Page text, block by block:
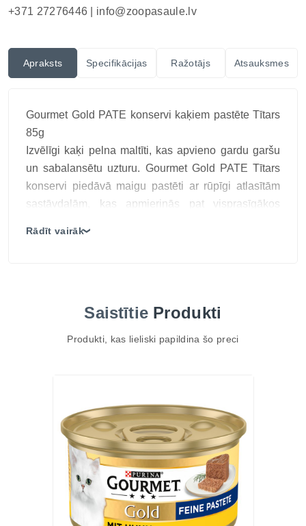
+371 27276446 | info@zoopasaule.lv
Apraksts Specifikācijas Ražotājs Atsauksmes
Gourmet Gold PATE konservi kaķiem pastēte Tītars
85g
Izvēlīgi kaķi pelna maltīti, kas apvieno gardu garšu
un sabalansētu uzturu. Gourmet Gold PATE Tītars
konservi piedāvā maigu pastēti ar rūpīgi atlasītām
sastāvdaļām, kas apmierinās pat visprasīgākos
uzturvērtību.
nepieciešamajām uzturvielām.
Pilnvērtīga mitrā barība pieaugušiem kaķiem.
Pastētes forma – maiga tekstūra un viegla
sagremojamība.
Rūpīgi atlasītas, augstas kvalitātes sastāvdaļas.
Atbalsta vitalitāti un ikdienas enerģiju.
Ražota pēc visaugstākajiem kulinārijas standartiem.
Rādīt vairāk❯
Saistītie Produkti
Produkti, kas lieliski papildina šo preci